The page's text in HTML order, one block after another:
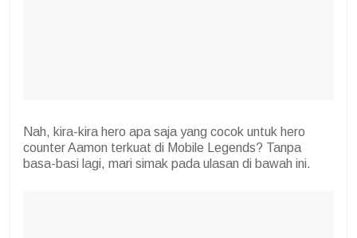
Nah, kira-kira hero apa saja yang cocok untuk hero
counter Aamon terkuat di Mobile Legends? Tanpa
basa-basi lagi, mari simak pada ulasan di bawah ini.